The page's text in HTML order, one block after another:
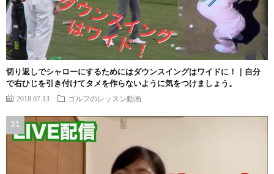
切り返しでシャローにするためにはダウンスイングはワイドに！｜自分
で右ひじを引き付けてタメを作らないように気をつけましょう。
2018.07.13 ゴルフのレッスン動画